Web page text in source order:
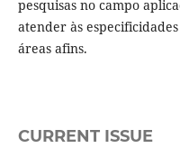
pesquisas no campo
atender às
áreas afins.
CURRENT ISSUE